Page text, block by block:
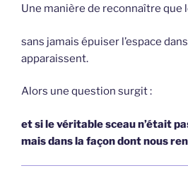
Une manière de reconnaître que
sans jamais épuiser l’espace
apparaissent.
Alors une question surgit :
et si le véritable sceau n’était
mais dans la façon dont nous